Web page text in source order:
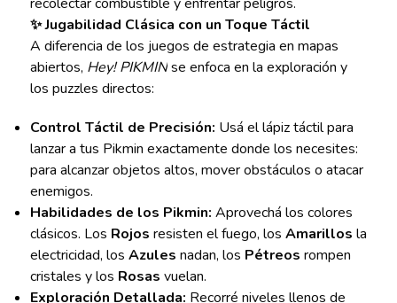
✨ Jugabilidad Clásica con un Toque Táctil
A diferencia de los juegos de estrategia en mapas
abiertos, Hey! PIKMINse enfoca en la exploración y
los puzzles directos:
Control Táctil de Precisión: Usá el lápiz táctil para
lanzar a tus Pikmin exactamente donde los necesites:
para alcanzar objetos altos, mover obstáculos o atacar
enemigos.
Habilidades de los Pikmin: Aprovechá los colores
clásicos. Los Rojos resisten el fuego, los Amarillos la
electricidad, los Azules nadan, los Pétreos rompen
cristales y los Rosas vuelan.
Exploración Detallada: Recorré niveles llenos de